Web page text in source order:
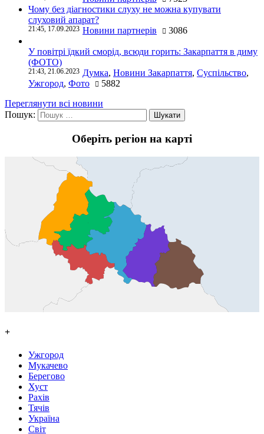
Чому без діагностики слуху не можна купувати
слуховий апарат?
21:45, 17.09.2023 Новини партнерів 3086
У повітрі їдкий сморід, всюди горить: Закарпаття в диму
(ФОТО)
21:43, 21.06.2023 Думка, Новини Закарпаття, Суспільство,
Ужгород, Фото
5882
Переглянути всі новини
Пошук:
Оберіть регіон на карті
+
Ужгород
Мукачево
Берегово
Хуст
Рахів
Тячів
Україна
Світ